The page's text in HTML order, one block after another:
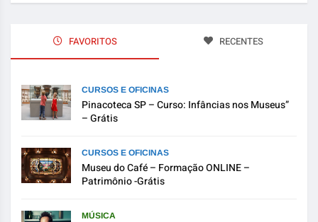
FAVORITOS RECENTES
CURSOS E OFICINAS
Pinacoteca SP – Curso: Infâncias nos Museus”
– Grátis
CURSOS E OFICINAS
Museu do Café – Formação ONLINE –
Patrimônio -Grátis
MÚSICA